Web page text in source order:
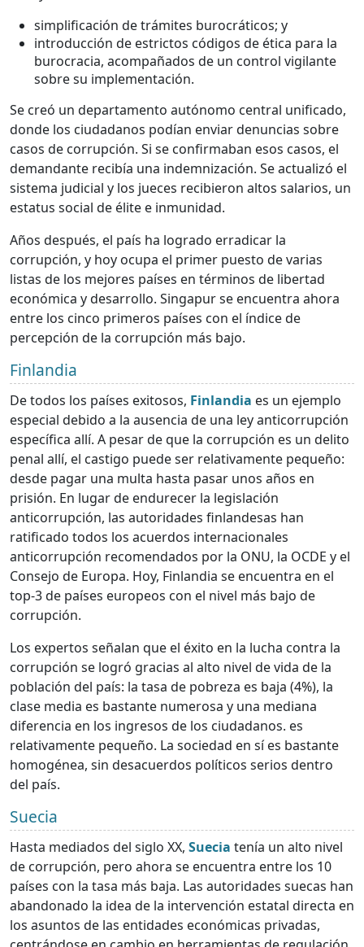
simplificación de trámites burocráticos; y
introducción de estrictos códigos de ética para la
burocracia, acompañados de un control vigilante
sobre su implementación.
Se creó un departamento autónomo central unificado,
donde los ciudadanos podían enviar denuncias sobre
casos de corrupción. Si se confirmaban esos casos, el
demandante recibía una indemnización. Se actualizó el
sistema judicial y los jueces recibieron altos salarios, un
estatus social de élite e inmunidad.
Años después, el país ha logrado erradicar la
corrupción, y hoy ocupa el primer puesto de varias
listas de los mejores países en términos de libertad
económica y desarrollo. Singapur se encuentra ahora
entre los cinco primeros países con el índice de
percepción de la corrupción más bajo.
Finlandia
De todos los países exitosos, Finlandia es un ejemplo
especial debido a la ausencia de una ley anticorrupción
específica allí. A pesar de que la corrupción es un delito
penal allí, el castigo puede ser relativamente pequeño:
desde pagar una multa hasta pasar unos años en
prisión. En lugar de endurecer la legislación
anticorrupción, las autoridades finlandesas han
ratificado todos los acuerdos internacionales
anticorrupción recomendados por la ONU, la OCDE y el
Consejo de Europa. Hoy, Finlandia se encuentra en el
top-3 de países europeos con el nivel más bajo de
corrupción.
Los expertos señalan que el éxito en la lucha contra la
corrupción se logró gracias al alto nivel de vida de la
población del país: la tasa de pobreza es baja (4%), la
clase media es bastante numerosa y una mediana
diferencia en los ingresos de los ciudadanos. es
relativamente pequeño. La sociedad en sí es bastante
homogénea, sin desacuerdos políticos serios dentro
del país.
Suecia
Hasta mediados del siglo XX, Suecia tenía un alto nivel
de corrupción, pero ahora se encuentra entre los 10
países con la tasa más baja. Las autoridades suecas han
abandonado la idea de la intervención estatal directa en
los asuntos de las entidades económicas privadas,